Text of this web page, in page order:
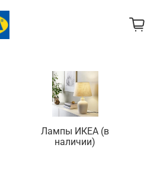
Лампы ИКЕА (в
наличии)